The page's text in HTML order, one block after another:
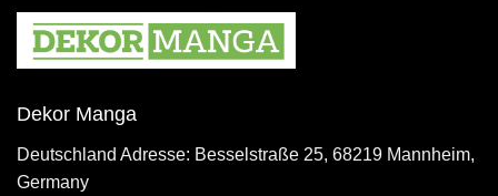
Dekor Manga
Deutschland Adresse: Besselstraße 25, 68219 Mannheim,
Germany